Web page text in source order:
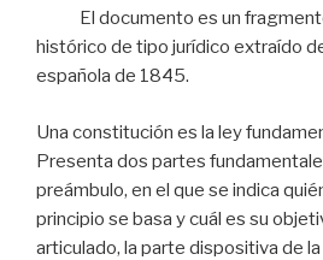
El documento es un
histórico de tipo jurídico extraído
española de 1845.
Una constitución es la ley
Presenta dos partes
preámbulo, en el que se indica
principio se basa y cuál es su
articulado, la parte dispositiva de